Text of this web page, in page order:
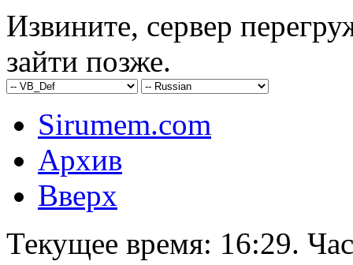
Извините, сервер
зайти позже.
Sirumem.com
Архив
Вверх
Текущее время: 16:29.